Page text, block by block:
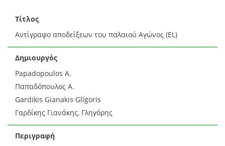
Τίτλος
Αντίγραφο αποδείξεων του παλαιού Αγώνος (EL)
Δημιουργός
Papadopoulos Α.
Παπαδόπουλος Α.
Gardikis Gianakis Gligoris
Γαρδίκης Γιανάκης, Γληγόρης
Περιγραφή